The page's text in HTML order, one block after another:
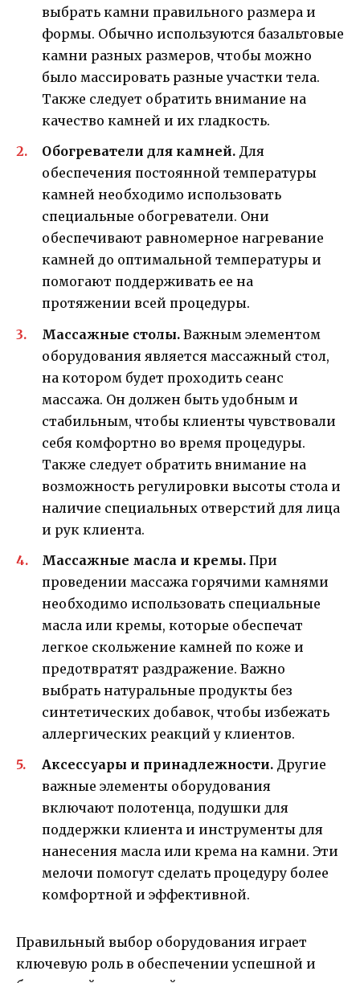
выбрать камни правильного размера и
формы. Обычно используются базальтовые
камни разных размеров, чтобы можно
было массировать разные участки тела.
Также следует обратить внимание на
качество камней и их гладкость.
Обогреватели для камней. Для
обеспечения постоянной температуры
камней необходимо использовать
специальные обогреватели. Они
обеспечивают равномерное нагревание
камней до оптимальной температуры и
помогают поддерживать ее на
протяжении всей процедуры.
Массажные столы. Важным элементом
оборудования является массажный стол,
на котором будет проходить сеанс
массажа. Он должен быть удобным и
стабильным, чтобы клиенты чувствовали
себя комфортно во время процедуры.
Также следует обратить внимание на
возможность регулировки высоты стола и
наличие специальных отверстий для лица
и рук клиента.
Массажные масла и кремы. При
проведении массажа горячими камнями
необходимо использовать специальные
масла или кремы, которые обеспечат
легкое скольжение камней по коже и
предотвратят раздражение. Важно
выбрать натуральные продукты без
синтетических добавок, чтобы избежать
аллергических реакций у клиентов.
Аксессуары и принадлежности. Другие
важные элементы оборудования
включают полотенца, подушки для
поддержки клиента и инструменты для
нанесения масла или крема на камни. Эти
мелочи помогут сделать процедуру более
комфортной и эффективной.
Правильный выбор оборудования играет
ключевую роль в обеспечении успешной и